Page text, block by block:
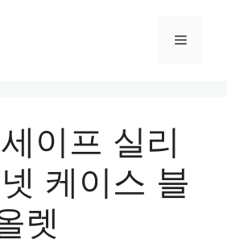
메
이프 실리
케이스 블
렛